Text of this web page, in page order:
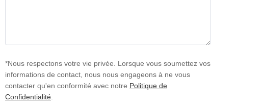
*Nous respectons votre vie privée. Lorsque vous soumettez vos
informations de contact, nous nous engageons à ne vous
contacter qu'en conformité avec notre Politique de
Confidentialité.